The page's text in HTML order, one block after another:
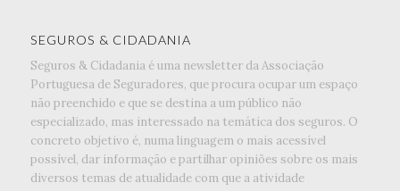
SEGUROS & CIDADANIA
Seguros & Cidadania é uma newsletter da Associação
Portuguesa de Seguradores, que procura ocupar um espaço
não preenchido e que se destina a um público não
especializado, mas interessado na temática dos seguros. O
concreto objetivo é, numa linguagem o mais acessível
possível, dar informação e partilhar opiniões sobre os mais
diversos temas de atualidade com que a atividade